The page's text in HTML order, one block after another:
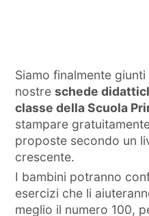
Siamo finalmente giunti
nostreschede
classe della Scuola
stampare
proposte secondo un
crescente.
I bambini potranno
esercizi che li
meglio il numero 100,